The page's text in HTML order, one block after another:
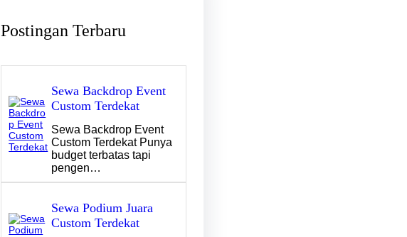
Postingan Terbaru
Sewa Backdrop Event
Custom Terdekat
Sewa Backdrop Event
Custom Terdekat Punya
budget terbatas tapi
pengen…
Sewa Podium Juara
Custom Terdekat